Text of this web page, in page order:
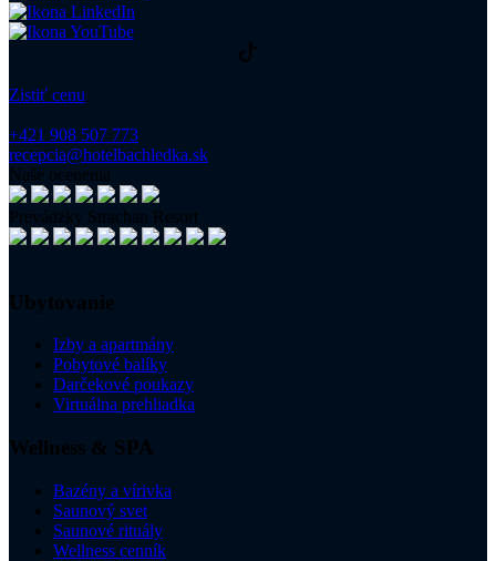
Zistiť cenu
+421 908 507 773
recepcia@hotelbachledka.sk
Naše ocenenia
Prevádzky Strachan Resort
Ubytovanie
Izby a apartmány
Pobytové balíky
Darčekové poukazy
Virtuálna prehliadka
Wellness & SPA
Bazény a vírivka
Saunový svet
Saunové rituály
Wellness cenník